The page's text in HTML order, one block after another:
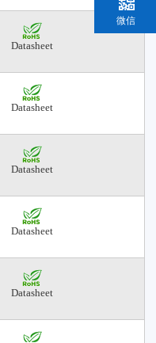
Datasheet
Datasheet
Datasheet
Datasheet
Datasheet
微信